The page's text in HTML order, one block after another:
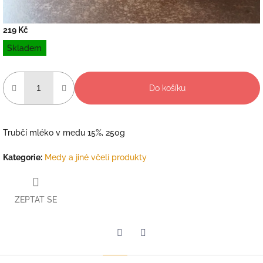
219 Kč
Měrná
cena:
Skladem
Do košíku
Trubčí mléko v medu 15%, 250g
Kategorie: Medy a jiné včelí produkty
ZEPTAT SE